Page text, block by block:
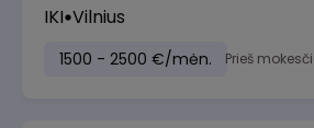
IKI Vilnius
1500 - 2500 €/mėn. Prieš